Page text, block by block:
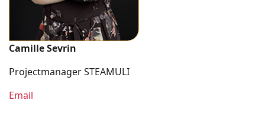
Camille Sevrin
Projectmanager STEAMULI
Email